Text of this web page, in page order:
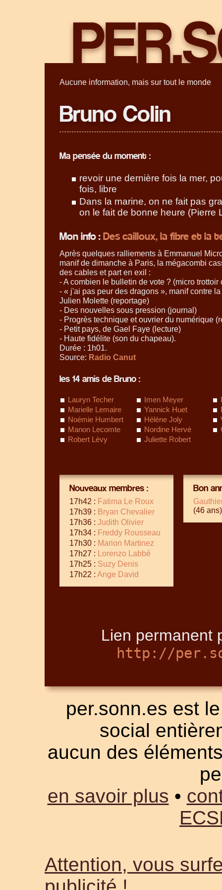
Aucune information, mais sur tout le monde
Bruno Colin
Ma pensée du moment :
revoir une dernière fois la mer,
fois, libre
Dans la marine, on ne fait pas
on le fait de bonne heure (Pierre
Mon info :Des cailloux, la fibre et la
Après quelques ralliements à Emmanuel
manif de dimanche à Paris, la mégacombi
des cables et part en exil :
- A combien le bulletin de vote ? (micro trottoir
- « j'ai pas peur des dragons », manif contre
Julien Molette (reportage)
- Des nouvelles sous pression (journal)
- Progrès technique et ouvrier du numérique
- Petit pays, de Gael Faye (lecture)
- Haute fidélite (son du chapeau).
Durée : 1h01.
Source: Radio Canut
les 14 amis de Bruno :
Lauryn Techer Imen Meyer
Marielle Lemaire
Yannick Huet
Noémie Humbert
Hélène Joly
Manon Lecomte
Nordine Hervé
Robert Lévy
Juliette Robert
Nouveaux membres :
17h42 : Fatima Le Roux
17h39 : Bryan Chevalier
17h36 : Judith Olivier
17h34 : Freddy Rousseau
17h30 : Marion Martinez
17h27 :
Lorenzo Labbé
17h25 : Suzy Denis
17h22 : Ange David
Bon
(46 ans)
Lien permanent
http://
per.sonn.es est
social
aucun des
en savoir plus •
Attention, vous